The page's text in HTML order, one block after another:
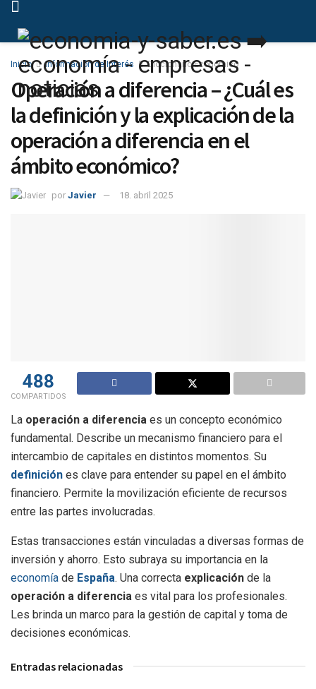
Inicio Información de Interés Diccionario Económico
Operación a diferencia – ¿Cuál es
la definición y la explicación de la
operación a diferencia en el
ámbito económico?
por Javier 18. abril 2025
488
COMPARTIDOS
La operación a diferencia es un concepto económico
fundamental. Describe un mecanismo financiero para el
intercambio de capitales en distintos momentos. Su
definición es clave para entender su papel en el ámbito
financiero. Permite la movilización eficiente de recursos
entre las partes involucradas.
Estas transacciones están vinculadas a diversas formas de
inversión y ahorro. Esto subraya su importancia en la
economía de España. Una correcta explicación de la
operación a diferencia es vital para los profesionales.
Les brinda un marco para la gestión de capital y toma de
decisiones económicas.
Entradas relacionadas